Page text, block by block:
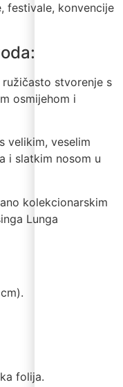
festivale, konvencije
stvorenje s
osmijehom i
velikim, veselim
i slatkim nosom u
kolekcionarskim
Lunga
folija.